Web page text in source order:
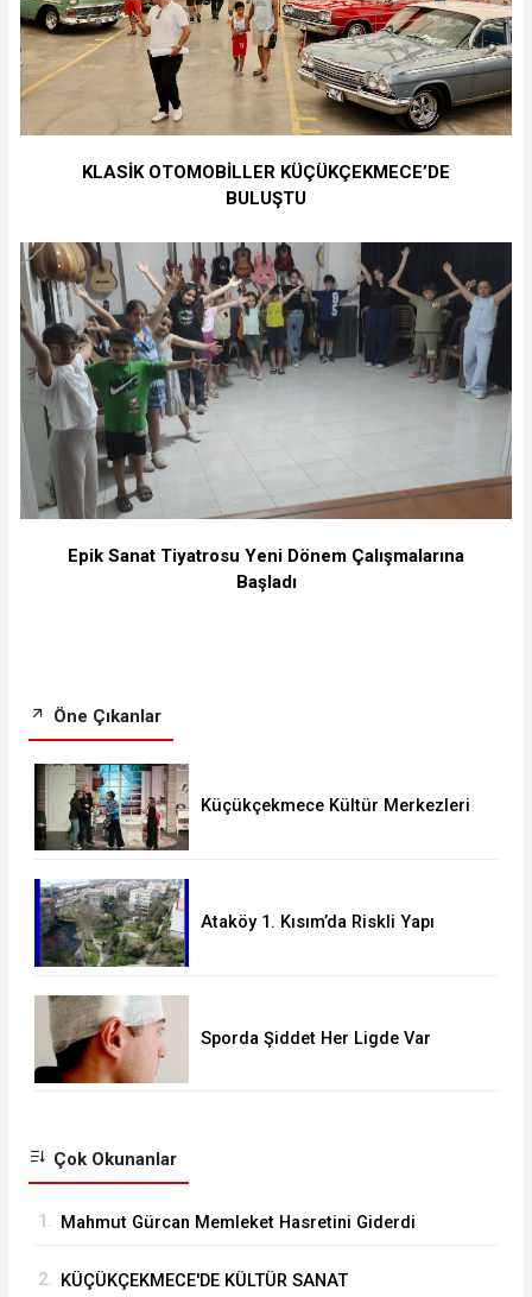
KLASİK OTOMOBİLLER KÜÇÜKÇEKMECE’DE
BULUŞTU
Epik Sanat Tiyatrosu Yeni Dönem Çalışmalarına
Başladı
Öne Çıkanlar
Küçükçekmece Kültür Merkezleri
Ataköy 1. Kısım’da Riskli Yapı
Sporda Şiddet Her Ligde Var
Çok Okunanlar
1. Mahmut Gürcan Memleket Hasretini Giderdi
2. KÜÇÜKÇEKMECE'DE KÜLTÜR SANAT